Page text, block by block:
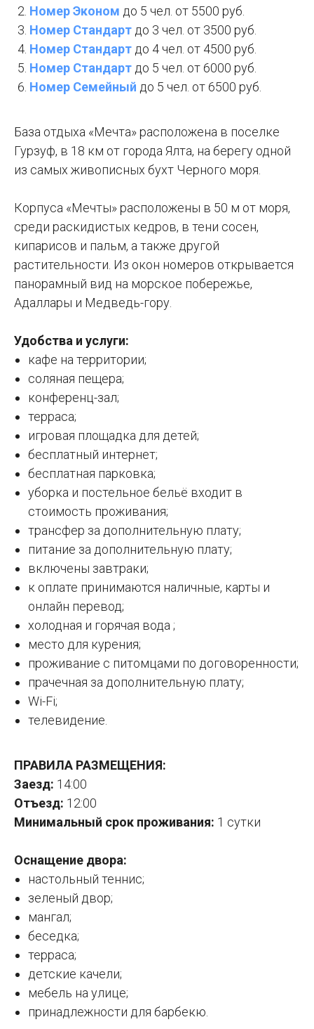
Номер Эконом до 5 чел. от 5500 руб.
Номер Стандарт до 3 чел. от 3500 руб.
Номер Стандарт до 4 чел. от 4500 руб.
Номер Стандарт до 5 чел. от 6000 руб.
Номер Семейный до 5 чел. от 6500 руб.
База отдыха «Мечта» расположена в поселке
Гурзуф, в 18 км от города Ялта, на берегу одной
из самых живописных бухт Черного моря.
Корпуса «Мечты» расположены в 50 м от моря,
среди раскидистых кедров, в тени сосен,
кипарисов и пальм, а также другой
растительности. Из окон номеров открывается
панорамный вид на морское побережье,
Адаллары и Медведь-гору.
Удобства и услуги:
кафе на территории;
соляная пещера;
конференц-зал;
терраса;
игровая площадка для детей;
бесплатный интернет;
бесплатная парковка;
уборка и постельное бельё входит в
стоимость проживания;
трансфер за дополнительную плату;
питание за дополнительную плату;
включены завтраки;
к оплате принимаются наличные, карты и
онлайн перевод;
холодная и горячая вода ;
место для курения;
проживание с питомцами по договоренности;
прачечная за дополнительную плату;
Wi-Fi;
телевидение.
ПРАВИЛА РАЗМЕЩЕНИЯ:
Заезд: 14:00
Отъезд: 12:00
Минимальный срок проживания: 1 сутки
Оснащение двора:
настольный теннис;
зеленый двор;
мангал;
беседка;
терраса;
детские качели;
мебель на улице;
принадлежности для барбекю.